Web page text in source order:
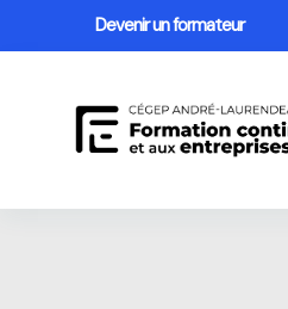
Devenir un formateur